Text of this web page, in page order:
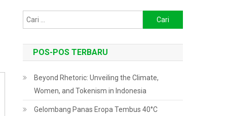
untuk:
POS-POS TERBARU
Beyond Rhetoric: Unveiling the Climate,
Women, and Tokenism in Indonesia
Gelombang Panas Eropa Tembus 40°C